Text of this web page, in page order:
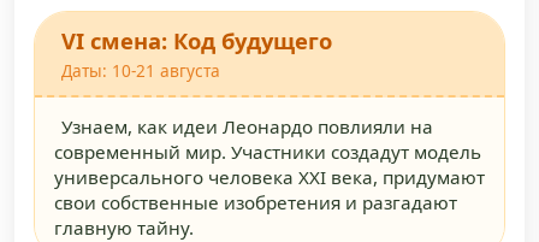
VI смена: Код будущего
Даты: 10-21 августа
Узнаем, как идеи Леонардо повлияли на
современный мир. Участники создадут модель
универсального человека XXI века, придумают
свои собственные изобретения и разгадают
главную тайну.